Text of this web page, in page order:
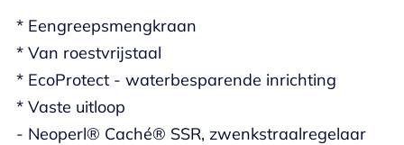
* Eengreepsmengkraan
* Van roestvrijstaal
* EcoProtect - waterbesparende inrichting
* Vaste uitloop
- Neoperl® Caché® SSR, zwenkstraalregelaar